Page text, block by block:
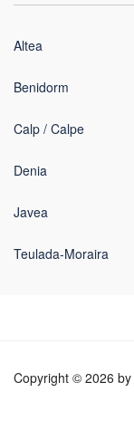
Altea
Benidorm
Calp / Calpe
Denia
Javea
Teulada-Moraira
Copyright © 2026 by